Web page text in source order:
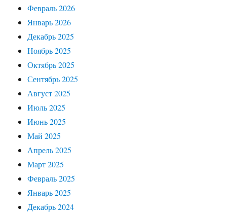
Февраль 2026
Январь 2026
Декабрь 2025
Ноябрь 2025
Октябрь 2025
Сентябрь 2025
Август 2025
Июль 2025
Июнь 2025
Май 2025
Апрель 2025
Март 2025
Февраль 2025
Январь 2025
Декабрь 2024